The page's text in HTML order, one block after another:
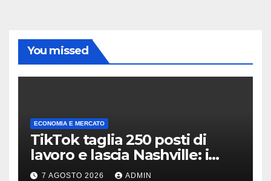
You missed
ECONOMIA E MERCATO
TikTok taglia 250 posti di
lavoro e lascia Nashville: i
motivi della scelta
7 AGOSTO 2026 ADMIN